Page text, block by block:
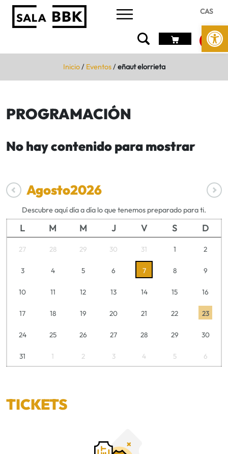
Abrir
CAS
Inicio/ Eventos/eñaut elorrieta
PROGRAMACIÓN
No hay contenido para mostrar
Agosto2026
Descubre aquí día a día lo que tenemos preparado para ti.
L M M J V S D
27 28 29 30 31 1 2
3 4 5 6 7 8 9
10 11 12 13 14 15 16
17 18 19 20 21 22 23
24 25 26 27 28 29 30
31 1 2 3 4 5 6
TICKETS